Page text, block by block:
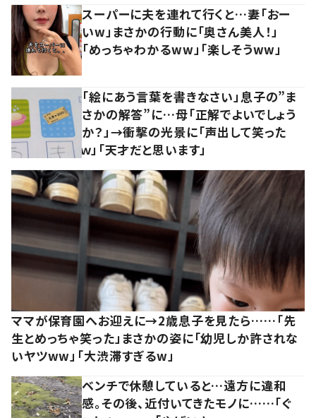
スーパーに夫を連れて行くと…妻「おー
いw」まさかの行動に「奥さん美人！」
「めっちゃわかるww」「楽しそうww」
「絵にあう言葉を書きなさい」息子の”ま
さかの解答”に…母「正解でよいでしょう
か？」→衝撃の光景に「声出して笑った
ｗ」「天才だと思います」
ママが保育園へお迎えに→2歳息子を見たら……「先
生とめっちゃ笑った」まさかの姿に「幼児しか許されな
いヤツww」「大渋滞すぎるw」
ベンチで休憩していると…遠方に違和
感。その後、近付いてきたモノに……「ぐ